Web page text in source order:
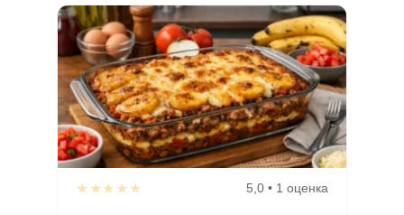
★★★★★ 5,0 • 1 оценка